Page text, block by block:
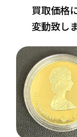
買取価格
変動致し